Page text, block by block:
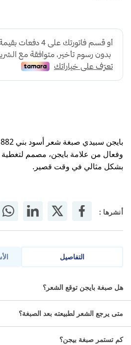
وفعال من علامة بايجن، مصمم
بشكل مثالي في وقت قصير.
أنشرها :
التفاصيل
ما مميزات بيجن صبغه
بني اسود 882، 80 غم؟
هل صبغة بايجن توقع الشعر؟
متى يرجع الشعر لطبيعته بعد الصبغة؟
كم تستمر صبغة بيجن؟